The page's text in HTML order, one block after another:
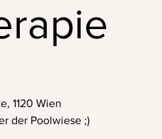
1120 Wien
der Poolwiese ;)